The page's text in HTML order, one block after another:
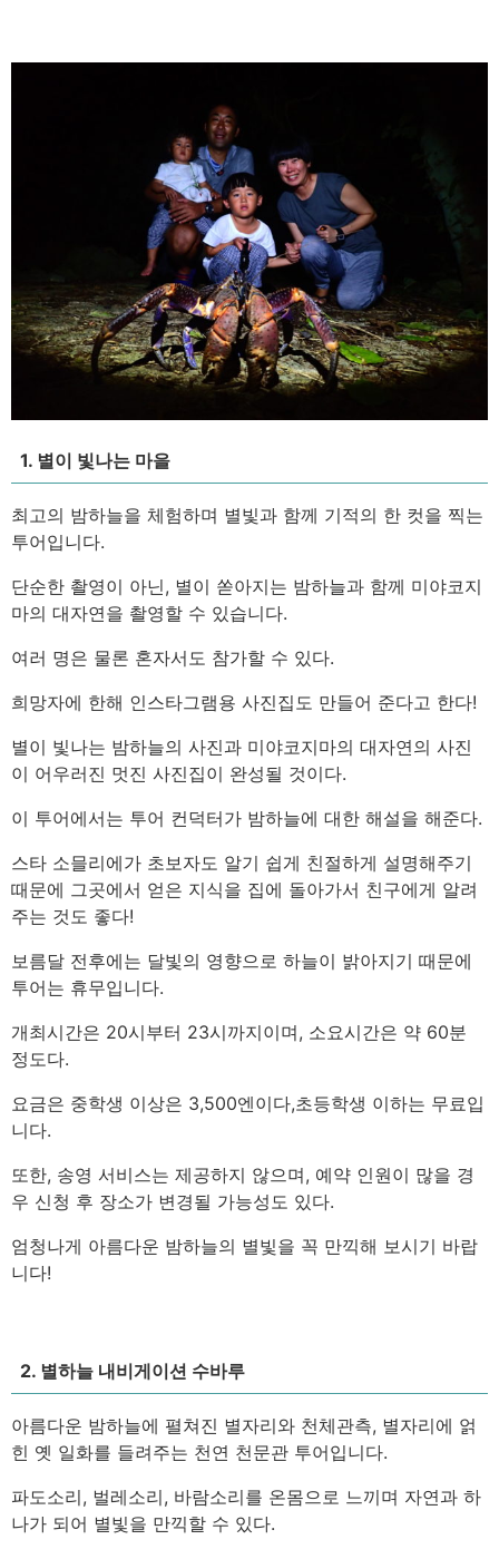
1. 별이 빛나는 마을
최고의 밤하늘을 체험하며 별빛과 함께 기적의 한 컷을 찍는
투어입니다.
단순한 촬영이 아닌, 별이 쏟아지는 밤하늘과 함께 미야코지
마의 대자연을 촬영할 수 있습니다.
여러 명은 물론 혼자서도 참가할 수 있다.
희망자에 한해 인스타그램용 사진집도 만들어 준다고 한다!
별이 빛나는 밤하늘의 사진과 미야코지마의 대자연의 사진
이 어우러진 멋진 사진집이 완성될 것이다.
이 투어에서는 투어 컨덕터가 밤하늘에 대한 해설을 해준다.
스타 소믈리에가 초보자도 알기 쉽게 친절하게 설명해주기
때문에 그곳에서 얻은 지식을 집에 돌아가서 친구에게 알려
주는 것도 좋다!
보름달 전후에는 달빛의 영향으로 하늘이 밝아지기 때문에
투어는 휴무입니다.
개최시간은 20시부터 23시까지이며, 소요시간은 약 60분
정도다.
요금은 중학생 이상은 3,500엔이다,초등학생 이하는 무료입
니다.
또한, 송영 서비스는 제공하지 않으며, 예약 인원이 많을 경
우 신청 후 장소가 변경될 가능성도 있다.
엄청나게 아름다운 밤하늘의 별빛을 꼭 만끽해 보시기 바랍
니다!
2. 별하늘 내비게이션 수바루
아름다운 밤하늘에 펼쳐진 별자리와 천체관측, 별자리에 얽
힌 옛 일화를 들려주는 천연 천문관 투어입니다.
파도소리, 벌레소리, 바람소리를 온몸으로 느끼며 자연과 하
나가 되어 별빛을 만끽할 수 있다.